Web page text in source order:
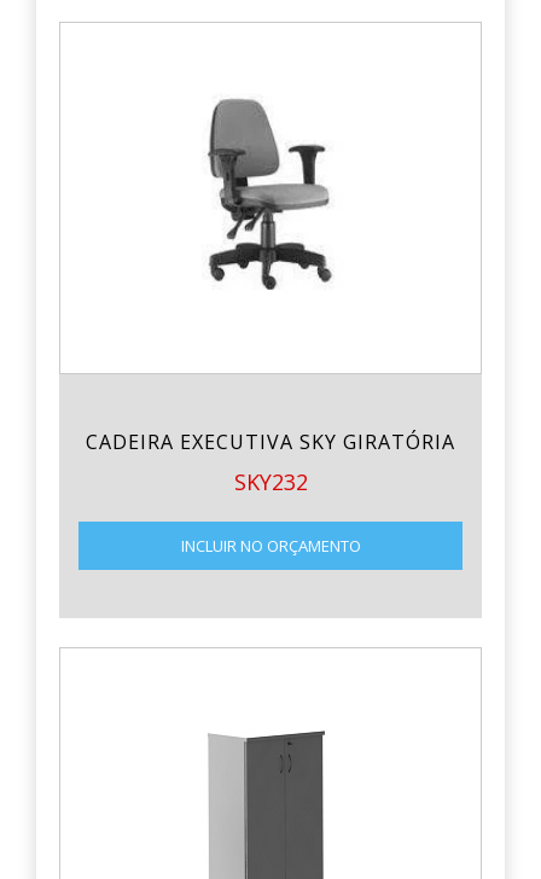
CADEIRA EXECUTIVA SKY GIRATÓRIA
SKY232
INCLUIR NO ORÇAMENTO